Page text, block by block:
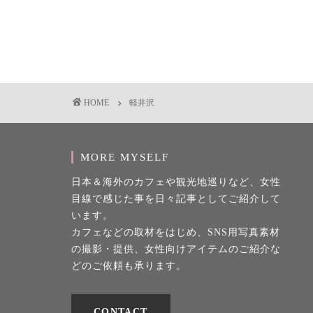
HOME 軽井沢
MORE MYSELF
日本＆海外のカフェや観光地巡りなど、女性
目線で感じた事を日々記事としてご紹介して
います。
カフェなどの取材をはじめ、SNS用写真素材
の撮影・提供、女性向けアイテムのご紹介な
どのご依頼も承ります。